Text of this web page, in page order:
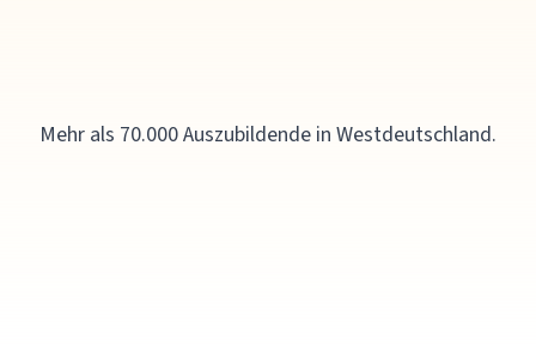
Mehr als 70.000 Auszubildende in Westdeutschland.